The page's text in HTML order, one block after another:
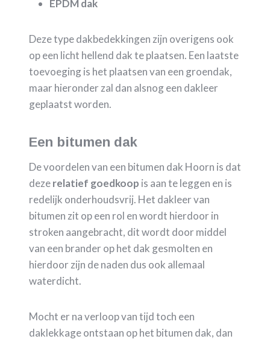
EPDM dak
Deze type dakbedekkingen zijn overigens ook
op een licht hellend dak te plaatsen. Een laatste
toevoeging is het plaatsen van een groendak,
maar hieronder zal dan alsnog een dakleer
geplaatst worden.
Een bitumen dak
De voordelen van een bitumen dak Hoorn is dat
dezerelatief goedkoop is aan te leggen en is
redelijk onderhoudsvrij. Het dakleer van
bitumen zit op een rol en wordt hierdoor in
stroken aangebracht, dit wordt door middel
van een brander op het dak gesmolten en
hierdoor zijn de naden dus ook allemaal
waterdicht.
Mocht er na verloop van tijd toch een
daklekkage ontstaan op het bitumen dak, dan